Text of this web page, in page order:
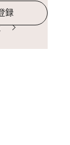
録